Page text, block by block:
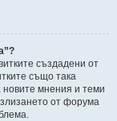
създадени от
също така
новите мнения и теми
от форума